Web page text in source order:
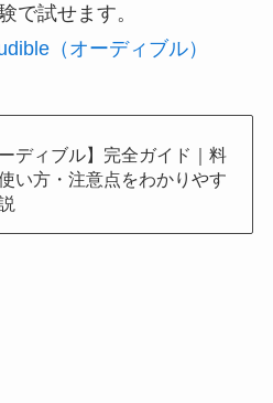
で試せます。
（オーディブル）
ーディブル】完全ガイド｜料
い方・注意点をわかりやす